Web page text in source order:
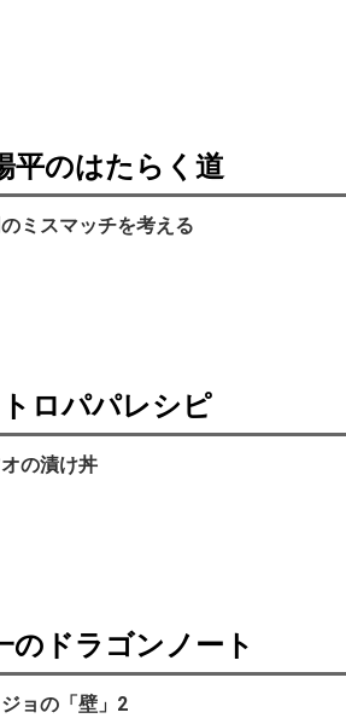
平のはたらく道
ミスマッチを考える
ロパパレシピ
の漬け丼
のドラゴンノート
ョの「壁」2